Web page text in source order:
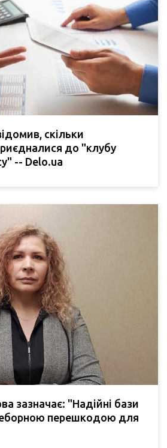
скільки
до "клубу
-- Delo.ua
зазначає: "Надійні бази
перешкодою для